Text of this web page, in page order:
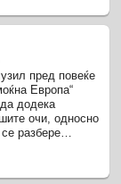
пред повеќе
Европа“
додека
очи, односно
разбере